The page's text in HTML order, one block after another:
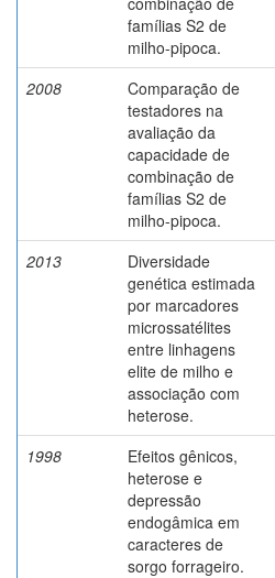
famílias S2 de
milho-pipoca.
2008
Comparação de
testadores na
avaliação da
capacidade de
combinação de
famílias S2 de
milho-pipoca.
2013
Diversidade
genética estimada
por marcadores
microssatélites
entre linhagens
elite de milho e
associação com
heterose.
1998
Efeitos gênicos,
heterose e
depressão
endogâmica em
caracteres de
sorgo forrageiro.